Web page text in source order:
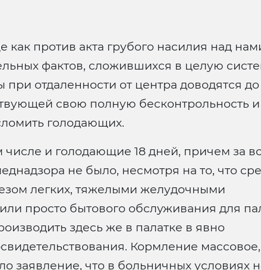
как против акта грубого насилия над
фактов, сложившихся в целую
отдаленности от центра доводятся до
свою полную бесконтрольность и
голодающих.
числе и голодающие 18 дней, причем за
не было, несмотря на то, что
легких, тяжелыми желудочными
просто бытового обслуживания для
здесь же в палатке в явно
Кормление массовое,
заявление, что в больничных условиях